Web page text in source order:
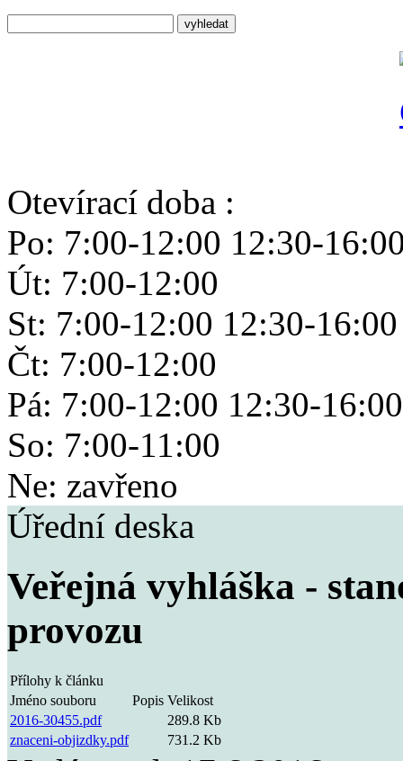
Otevírací doba :
Po: 7:00-12:00 12:30-
Út: 7:00-12:00
St: 7:00-12:00 12:30-16:00
Čt: 7:00-12:00
Pá: 7:00-12:00 12:30-16:00
So: 7:00-11:00
Ne: zavřeno
Úřední deska
Veřejná vyhláška -
provozu
Přílohy k článku
Jméno souboru
Popis Velikost
2016-30455.pdf
289.8 Kb
znaceni-objizdky.pdf
731.2 Kb